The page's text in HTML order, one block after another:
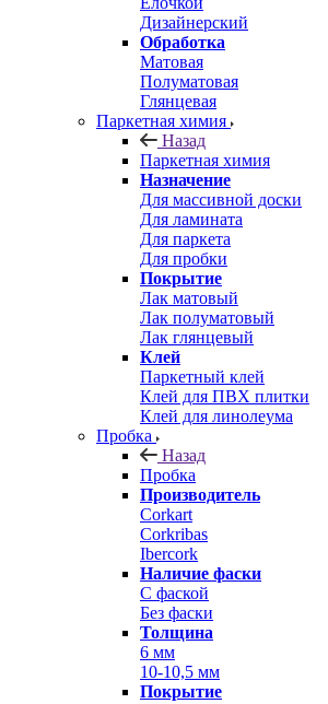
Дизайнерский
Обработка
Матовая
Полуматовая
Глянцевая
Паркетная химия
Назад
Паркетная химия
Назначение
Для массивной доски
Для ламината
Для паркета
Для пробки
Покрытие
Лак матовый
Лак полуматовый
Лак глянцевый
Клей
Паркетный клей
Клей для ПВХ плитки
Клей для линолеума
Пробка
Назад
Пробка
Производитель
Corkart
Corkribas
Ibercork
Наличие фаски
С фаской
Без фаски
Толщина
6 мм
10-10,5 мм
Покрытие